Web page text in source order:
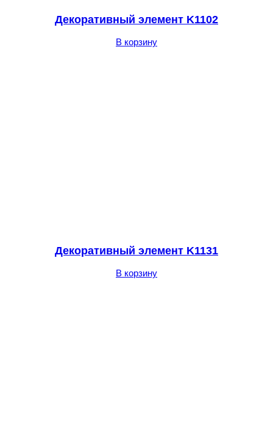
Декоративный элемент K1102
В корзину
Декоративный элемент K1131
В корзину